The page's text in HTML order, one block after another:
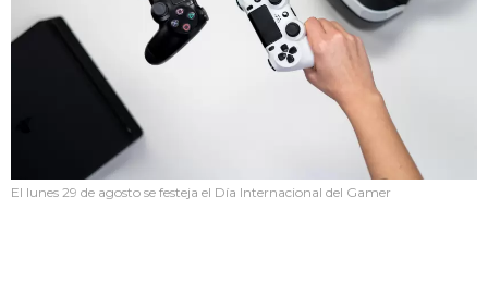
El lunes 29 de agosto se festeja el Día Internacional del Gamer